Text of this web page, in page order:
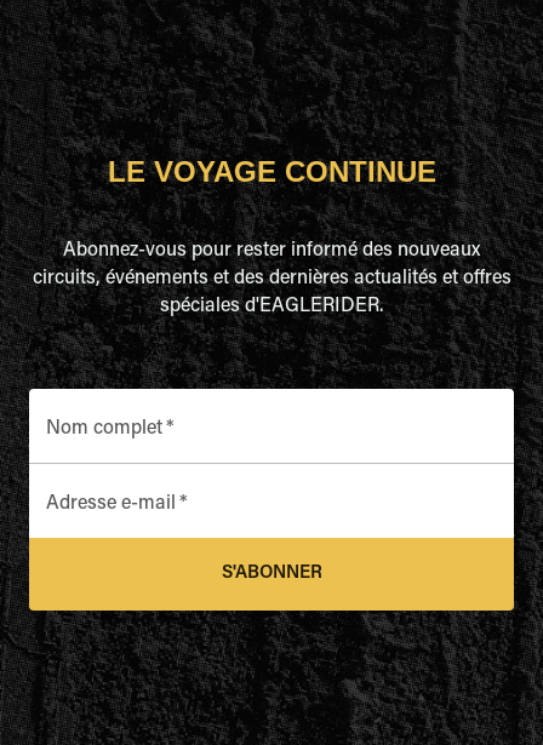
LE VOYAGE CONTINUE
Abonnez-vous pour rester informé des nouveaux
circuits, événements et des dernières actualités et offres
spéciales d'EAGLERIDER.
Nom complet*
Adresse e-mail *
S'ABONNER